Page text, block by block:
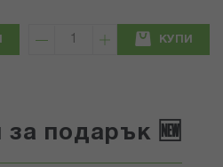
КУПИ
за подарък 🆕